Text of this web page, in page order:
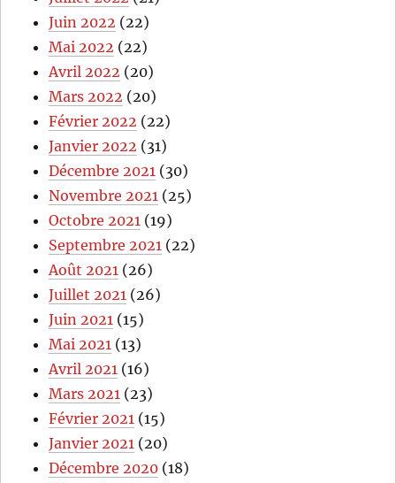
Juin 2022 (22)
Mai 2022 (22)
Avril 2022 (20)
Mars 2022 (20)
Février 2022 (22)
Janvier 2022 (31)
Décembre 2021 (30)
Novembre 2021 (25)
Octobre 2021 (19)
Septembre 2021 (22)
Août 2021 (26)
Juillet 2021 (26)
Juin 2021 (15)
Mai 2021 (13)
Avril 2021 (16)
Mars 2021 (23)
Février 2021 (15)
Janvier 2021 (20)
Décembre 2020 (18)